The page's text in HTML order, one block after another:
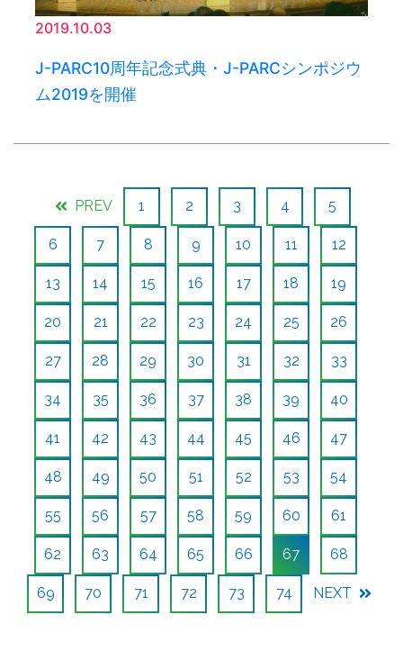
2019.10.03
J-PARC10周年記念式典・J-PARCシンポジウ
ム2019を開催
PREV 1 2 3 4 5
6 7 8 9 10 11 12
13 14 15 16 17 18 19
20 21 22 23 24 25 26
27 28 29 30 31 32 33
34 35 36 37 38 39 40
41 42 43 44 45 46 47
48 49 50 51 52 53 54
55 56 57 58 59 60 61
62 63 64 65 66 67 68
69 70 71 72 73 74 NEXT